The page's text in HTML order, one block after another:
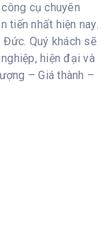
cụ chuyên
tiến nhất hiện nay.
Quý khách sẽ
hiện đại và
– Giá thành –